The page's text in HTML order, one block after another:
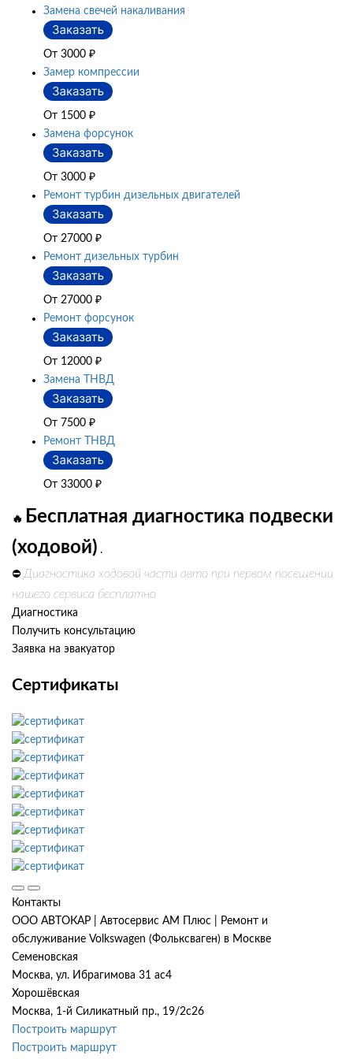
Замена свечей накаливания
От 3000 ₽
Замер компрессии
От 1500 ₽
Замена форсунок
От 3000 ₽
Ремонт турбин дизельных двигателей
От 27000 ₽
Ремонт дизельных турбин
От 27000 ₽
Ремонт форсунок
От 12000 ₽
Замена ТНВД
От 7500 ₽
Ремонт ТНВД
От 33000 ₽
🔥
Бесплатная диагностика подвески
(ходовой) .
⛔ Диагностика ходовой части авто при первом посещении
нашего сервиса бесплатно
Диагностика
Получить консультацию
Заявка на эвакуатор
Сертификаты
Контакты
ООО АВТОКАР | Автосервис АМ Плюс | Ремонт и
обслуживание Volkswagen (Фольксваген) в Москве
Семеновская
Москва, ул. Ибрагимова 31 ас4
Хорошёвская
Москва, 1-й Силикатный пр., 19/2с26
Построить маршрут
Построить маршрут